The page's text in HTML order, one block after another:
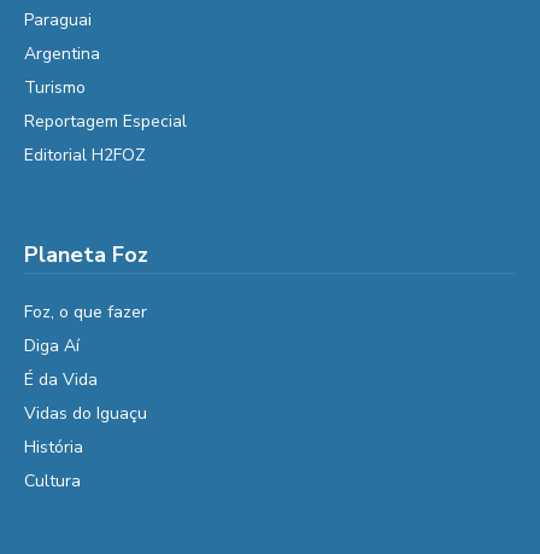
Paraguai
Argentina
Turismo
Reportagem Especial
Editorial H2FOZ
Planeta Foz
Foz, o que fazer
Diga Aí
É da Vida
Vidas do Iguaçu
História
Cultura